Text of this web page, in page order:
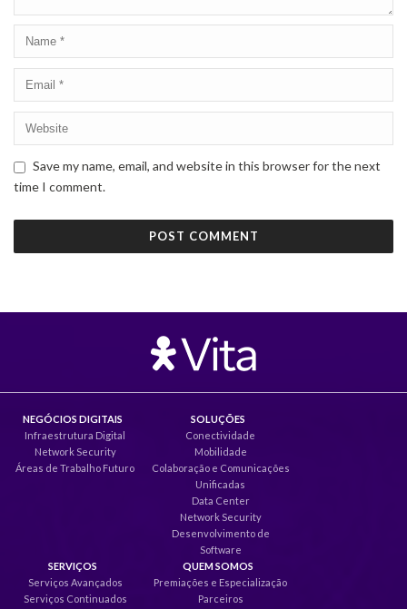
Save my name, email, and website in this browser for the next
time I comment.
NEGÓCIOS DIGITAIS
Infraestrutura Digital
Network Security
Áreas de Trabalho Futuro
SOLUÇÕES
Conectividade
Mobilidade
Colaboração e Comunicações
Unificadas
Data Center
Network Security
Desenvolvimento de
Software
SERVIÇOS
Serviços Avançados
Serviços Continuados
QUEM SOMOS
Premiações e Especialização
Parceiros